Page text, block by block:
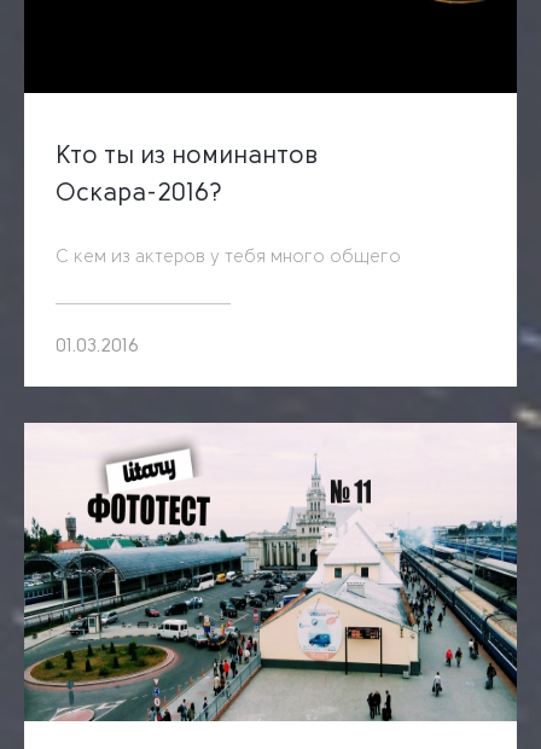
Кто ты из номинантов
Оскара-2016?
С кем из актеров у тебя много общего
01.03.2016